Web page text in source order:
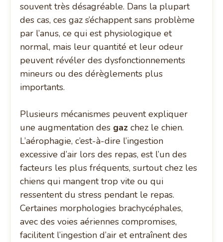
souvent très désagréable. Dans la plupart
des cas, ces gaz s’échappent sans problème
par l’anus, ce qui est physiologique et
normal, mais leur quantité et leur odeur
peuvent révéler des dysfonctionnements
mineurs ou des dérèglements plus
importants.
Plusieurs mécanismes peuvent expliquer
une augmentation des gaz chez le chien.
L’aérophagie, c’est-à-dire l’ingestion
excessive d’air lors des repas, est l’un des
facteurs les plus fréquents, surtout chez les
chiens qui mangent trop vite ou qui
ressentent du stress pendant le repas.
Certaines morphologies brachycéphales,
avec des voies aériennes compromises,
facilitent l’ingestion d’air et entraînent des